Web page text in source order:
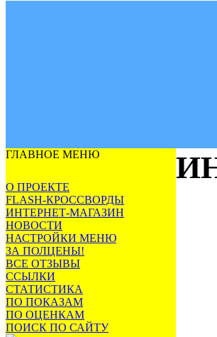
ГЛАВНОЕ МЕНЮ
О ПРОЕКТЕ
FLASH-КРОССВОРДЫ
ИНТЕРНЕТ-МАГАЗИН
НОВОСТИ
НАСТРОЙКИ МЕНЮ
ЗА ПОЛЦЕНЫ!
ВСЕ ОТЗЫВЫ
ССЫЛКИ
СТАТИСТИКА
ПО ПОКАЗАМ
ПО ОЦЕНКАМ
ПОИСК ПО САЙТУ